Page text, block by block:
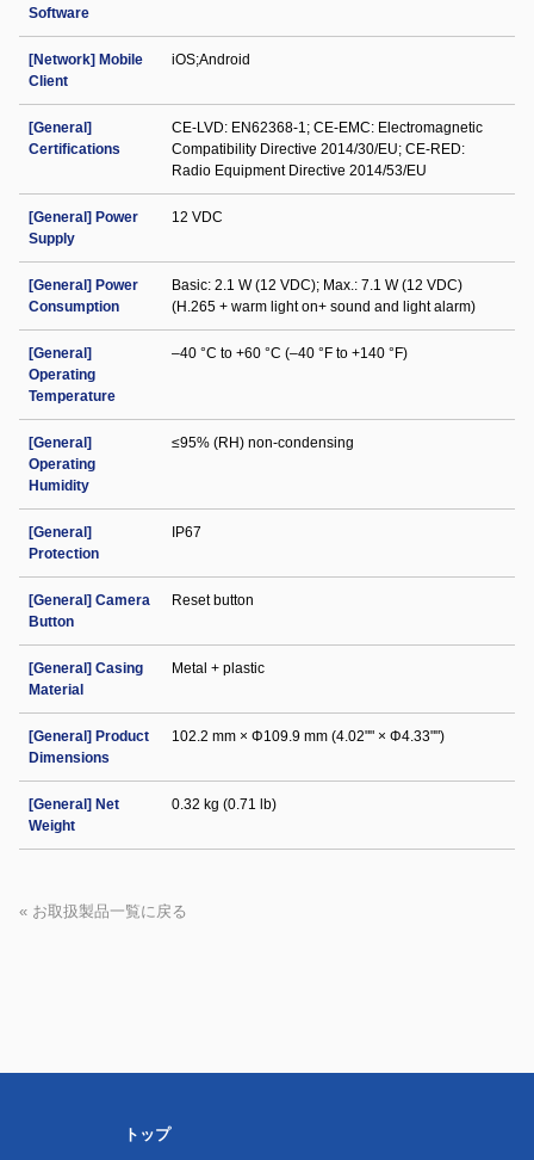
Software
[Network] Mobile
Client
iOS;Android
[General]
Certifications
CE-LVD: EN62368-1; CE-EMC: Electromagnetic
Compatibility Directive 2014/30/EU; CE-RED:
Radio Equipment Directive 2014/53/EU
[General] Power
Supply
12 VDC
[General] Power
Consumption
Basic: 2.1 W (12 VDC); Max.: 7.1 W (12 VDC)
(H.265 + warm light on+ sound and light alarm)
[General]
Operating
Temperature
–40 °C to +60 °C (–40 °F to +140 °F)
[General]
Operating
Humidity
≤95% (RH) non-condensing
[General]
Protection
IP67
[General] Camera
Button
Reset button
[General] Casing
Material
Metal + plastic
[General] Product
Dimensions
102.2 mm × Φ109.9 mm (4.02"" × Φ4.33"")
[General] Net
Weight
0.32 kg (0.71 lb)
« お取扱製品一覧に戻る
トップ